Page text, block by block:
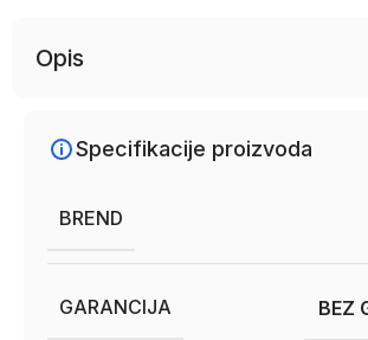
Opis
Specifikacije proizvoda
BREND
GARANCIJA BEZ